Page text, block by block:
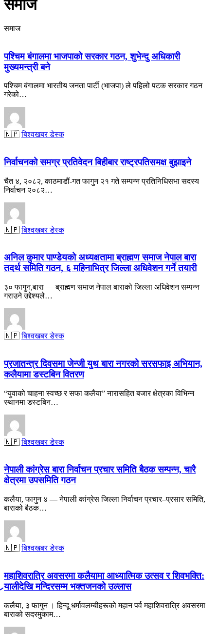
समाज
समाज
पश्चिम बंगालमा भाजपाको सरकार गठन, शुभेन्दु अधिकारी
मुख्यमन्त्री बने
पश्चिम बंगालमा भारतीय जनता पार्टी (भाजपा) ले पहिलो पटक सरकार गठन
गरेको…
🇳🇵 बिश्वखबर डेस्क
निर्वाचनको समग्र प्रतिवेदन बिहीबार राष्ट्रपतिसमक्ष बुझाइने
चैत ४, २०८२, काठमाडौं-गत फागुन २१ गते सम्पन्न प्रतिनिधिसभा सदस्य
निर्वाचन २०८२…
🇳🇵 बिश्वखबर डेस्क
अनिल कुमार पाण्डेयको अध्यक्षतामा ब्राह्मण समाज नेपाल बारा
तदर्थ समिति गठन, ६ महिनाभित्र जिल्ला अधिवेशन गर्ने तयारी
३० फागुन,बारा — ब्राह्मण समाज नेपाल बाराको जिल्ला अधिवेशन सम्पन्न
गराउने उद्देश्यले…
🇳🇵 बिश्वखबर डेस्क
प्रजातन्त्र दिवसमा जेन्जी युथ बारा नगरको सरसफाइ अभियान,
कलैयामा डस्टबिन वितरण
“युवाको चाहना स्वच्छ र सफा कलैया” नारासहित बजार क्षेत्रका विभिन्न
स्थानमा डस्टबिन…
🇳🇵 बिश्वखबर डेस्क
नेपाली कांग्रेस बारा निर्वाचन प्रचार समिति बैठक सम्पन्न, चारै
क्षेत्रमा उपसमिति गठन
कलैया, फागुन ४ — नेपाली कांग्रेस जिल्ला निर्वाचन प्रचार–प्रसार समिति,
बाराको बैठक…
🇳🇵 बिश्वखबर डेस्क
महाशिवरात्रि अवसरमा कलैयामा आध्यात्मिक उत्सव र शिवभक्ति:
र्‍यालीदेखि मन्दिरसम्म भक्तजनको उल्लास
कलैया, ३ फागुन । हिन्दू धर्मावलम्बीहरूको महान पर्व महाशिवरात्रि अवसरमा
बाराको सदरमुकाम…